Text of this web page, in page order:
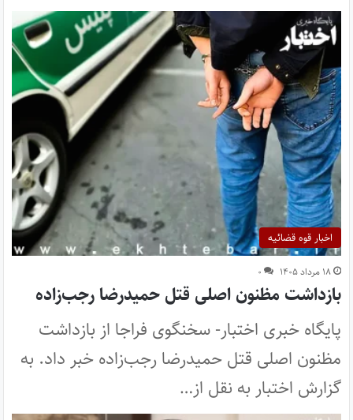
اخبار قوه قضائیه
۱۸ مرداد ۱۴۰۵ ۰
بازداشت مظنون اصلی قتل حمیدرضا رجب‌زاده
پایگاه خبری اختبار- سخنگوی فراجا از بازداشت
مظنون اصلی قتل حمیدرضا رجب‌زاده خبر داد. به
گزارش اختبار به نقل از…